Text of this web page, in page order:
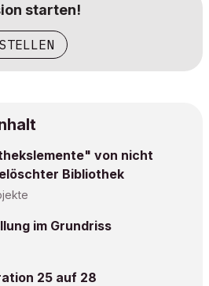
starten!
von nicht
Bibliothek
im Grundriss
25 auf 28